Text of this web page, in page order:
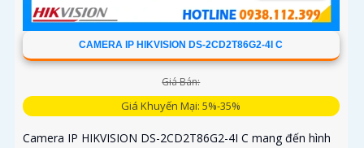
CAMERA IP HIKVISION DS-2CD2T86G2-4I C
Giá Bán:
Giá Khuyến Mại: 5%-35%
Camera IP HIKVISION DS-2CD2T86G2-4I C mang đến hình